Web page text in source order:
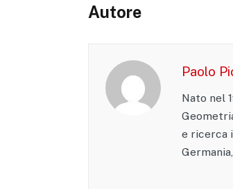
Autore
Paolo
Nato nel
e ricerca